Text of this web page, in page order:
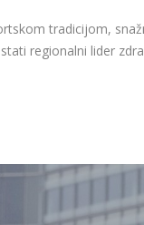
tradicijom,
regionalni lider